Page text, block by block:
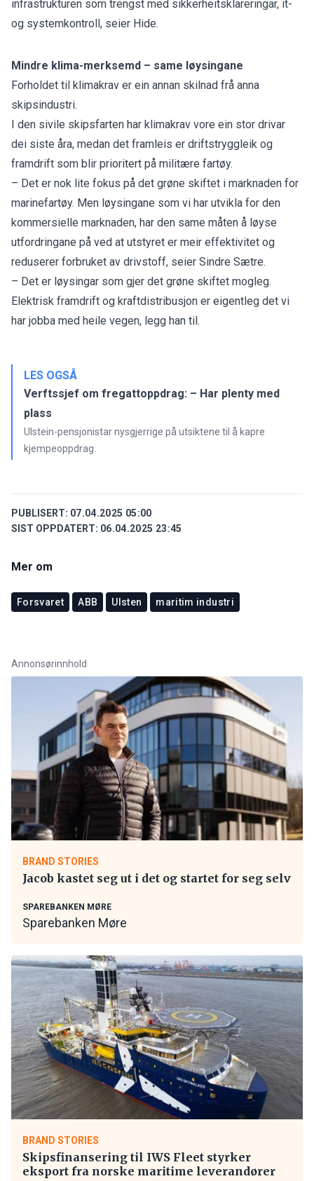
infrastrukturen som trengst med sikkerheitsklareringar, it-
og systemkontroll, seier Hide.
Mindre klima-merksemd – same løysingane
Forholdet til klimakrav er ein annan skilnad frå anna
skipsindustri.
I den sivile skipsfarten har klimakrav vore ein stor drivar
dei siste åra, medan det framleis er driftstryggleik og
framdrift som blir prioritert på militære fartøy.
– Det er nok lite fokus på det grøne skiftet i marknaden for
marinefartøy. Men løysingane som vi har utvikla for den
kommersielle marknaden, har den same måten å løyse
utfordringane på ved at utstyret er meir effektivitet og
reduserer forbruket av drivstoff, seier Sindre Sætre.
– Det er løysingar som gjer det grøne skiftet mogleg.
Elektrisk framdrift og kraftdistribusjon er eigentleg det vi
har jobba med heile vegen, legg han til.
LES OGSÅ
Verftssjef om fregattoppdrag: – Har plenty med
plass
Ulstein-pensjonistar nysgjerrige på utsiktene til å kapre
kjempeoppdrag.
PUBLISERT: 07.04.2025 05:00
SIST OPPDATERT: 06.04.2025 23:45
Mer om
Forsvaret ABB Ulsten maritim industri
Annonsørinnhold
BRAND STORIES
Jacob kastet seg ut i det og startet for seg selv
SPAREBANKEN MØRE
Sparebanken Møre
BRAND STORIES
Skipsfinansering til IWS Fleet styrker
eksport fra norske maritime leverandører